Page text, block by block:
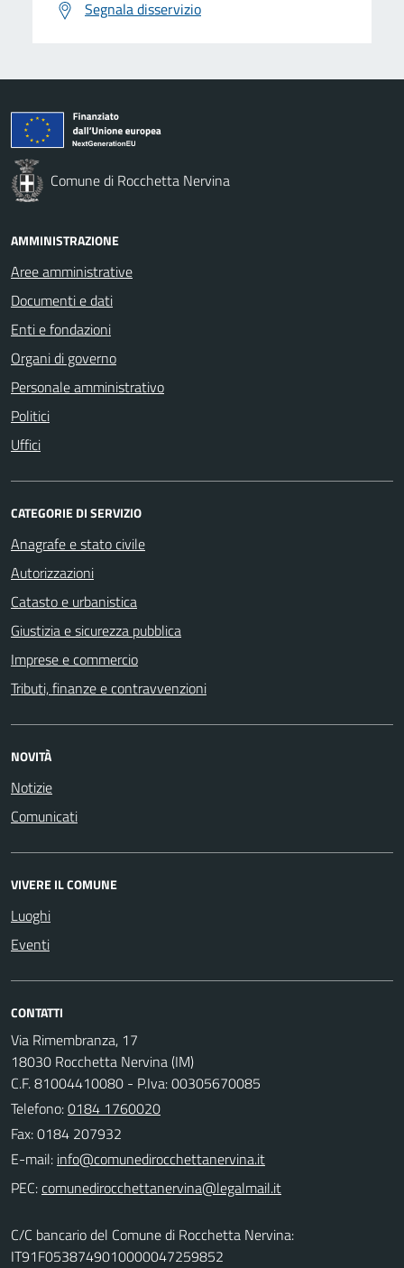
Segnala disservizio
Comune di Rocchetta Nervina
AMMINISTRAZIONE
Aree amministrative
Documenti e dati
Enti e fondazioni
Organi di governo
Personale amministrativo
Politici
Uffici
CATEGORIE DI SERVIZIO
Anagrafe e stato civile
Autorizzazioni
Catasto e urbanistica
Giustizia e sicurezza pubblica
Imprese e commercio
Tributi, finanze e contravvenzioni
NOVITÀ
Notizie
Comunicati
VIVERE IL COMUNE
Luoghi
Eventi
CONTATTI
Via Rimembranza, 17
18030 Rocchetta Nervina (IM)
C.F. 81004410080 - P.Iva: 00305670085
Telefono:0184 1760020
Fax: 0184 207932
E-mail:
PEC:
C/C bancario del Comune di Rocchetta Nervina:
IT91F0538749010000047259852